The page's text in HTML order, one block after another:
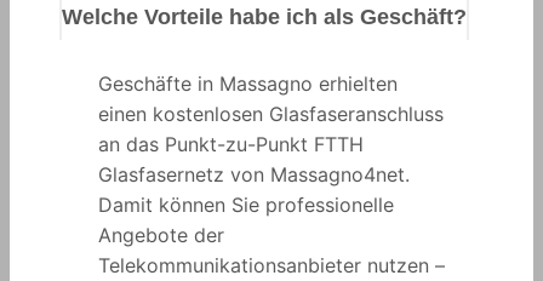
Welche Vorteile habe ich als Geschäft?
Geschäfte in Massagno erhielten
einen kostenlosen Glasfaseranschluss
an das Punkt-zu-Punkt FTTH
Glasfasernetz von Massagno4net.
Damit können Sie professionelle
Angebote der
Telekommunikationsanbieter nutzen –